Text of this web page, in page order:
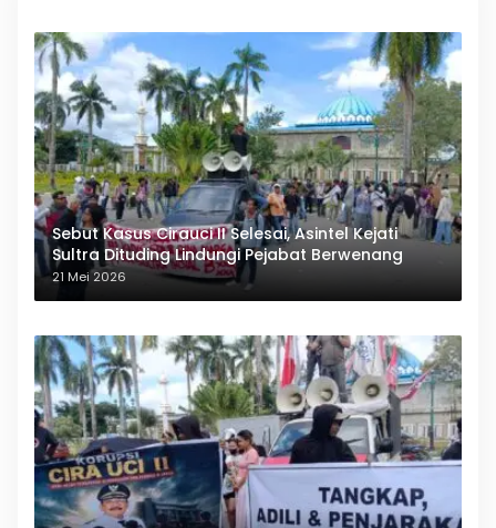
Sebut Kasus Cirauci II Selesai, Asintel Kejati
Sultra Dituding Lindungi Pejabat Berwenang
21 Mei 2026